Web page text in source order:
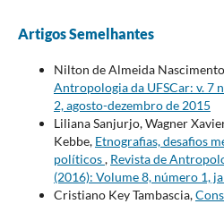
Artigos Semelhantes
Nilton de Almeida
Antropologia da UFSCar: v. 7
2, agosto-dezembro de 2015
Liliana Sanjurjo, Wagner
Kebbe, Etnografias, desafios
políticos, Revista de
(2016): Volume 8, número 1,
Cristiano Key Tambascia,